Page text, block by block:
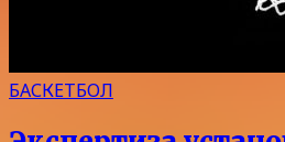
БАСКЕТБОЛ